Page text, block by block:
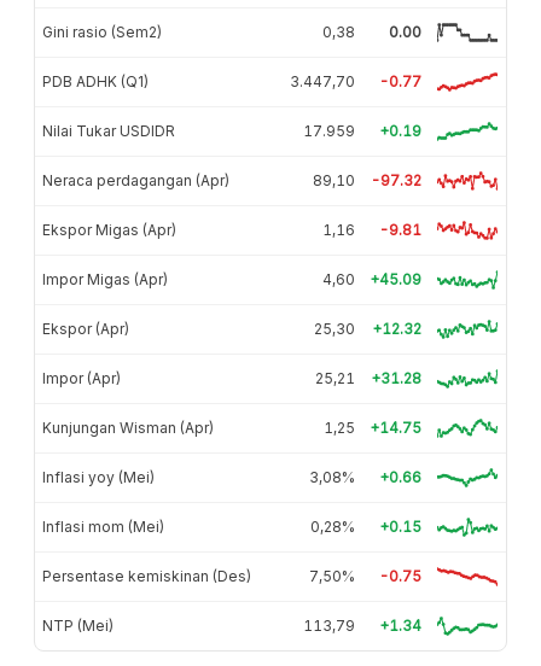
Gini rasio (Sem2) 0,38 0.00
PDB ADHK (Q1) 3.447,70 -0.77
Nilai Tukar USDIDR 17.959 +0.19
Neraca perdagangan (Apr) 89,10 -97.32
Ekspor Migas (Apr) 1,16 -9.81
Impor Migas (Apr) 4,60 +45.09
Ekspor (Apr) 25,30 +12.32
Impor (Apr) 25,21 +31.28
Kunjungan Wisman (Apr) 1,25 +14.75
Inflasi yoy (Mei) 3,08% +0.66
Inflasi mom (Mei) 0,28% +0.15
Persentase kemiskinan (Des) 7,50% -0.75
NTP (Mei) 113,79 +1.34